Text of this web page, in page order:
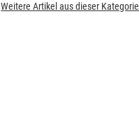
Weitere Artikel aus dieser Kategorie